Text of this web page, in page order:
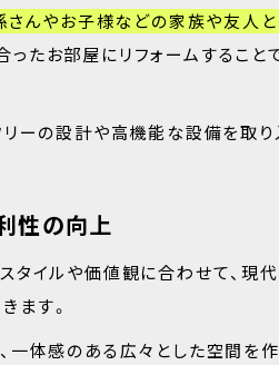
さんやお子様などの家族や友人
たお部屋にリフォームすること
ーの設計や高機能な設備を取り
性の向上
タイルや価値観に合わせて、現
ます。
一体感のある広々とした空間を